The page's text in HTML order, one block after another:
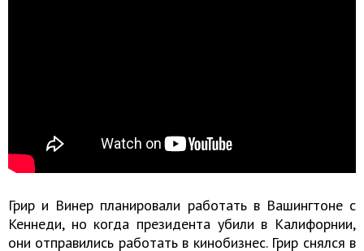
Грир и Винер планировали работать в Вашингтоне с
Кеннеди, но когда президента убили в Калифорнии,
они отправились работать в кинобизнес. Грир снялся в